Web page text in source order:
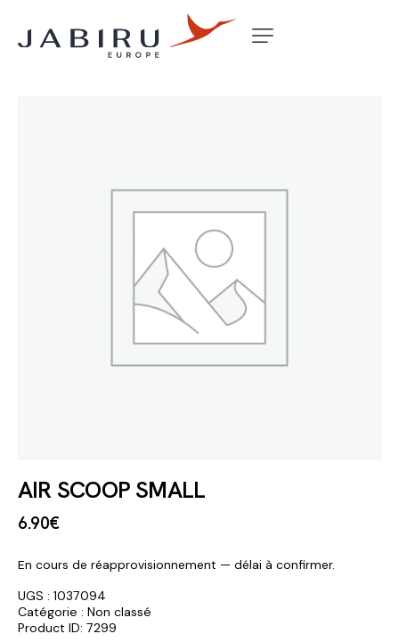
Accueil Non classé
AIR SCOOP SMALL
6.90€
En cours de réapprovisionnement — délai à confirmer.
UGS : 1037094
Catégorie : Non classé
Product ID: 7299